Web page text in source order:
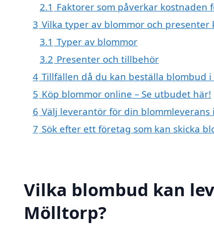
2.1 Faktorer som påverkar kostnaden
3 Vilka typer av blommor och
3.1 Typer av blommor
3.2 Presenter och tillbehör
4 Tillfällen då du kan beställa blombud
5 Köp blommor online – Se utbudet här!
6 Välj leverantör för din blommleverans
7 Sök efter ett företag som kan skicka
Vilka blombud kan
Mölltorp?